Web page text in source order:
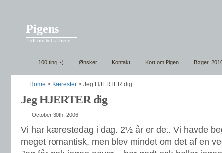
Pigens
Lidt om lidt af hvert…
100 ting :-) Ønsker Kontakt Kort om Pigen Bøger,
Home > Kærester > Jeg HJERTER dig
Jeg HJERTER dig
October 30th, 2006
Vi har kærestedag i dag. 2½ år er det. Vi havde
meget romantisk, men blev mindet om det af en